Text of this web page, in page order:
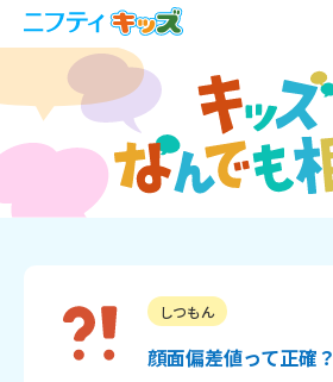
しつもん
顔面偏差値って正確？